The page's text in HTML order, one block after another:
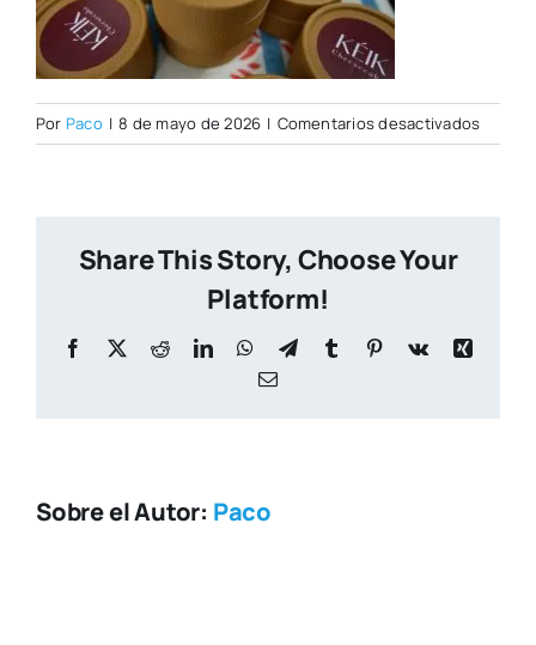
Por Paco | 8 de mayo de 2026 | Comentarios desactivadosen
Open
Share This Story, Choose Your
Platform!
Facebook
X RedditLinkedInWhatsApp
TelegramTumblr Pinterest
Vk
Xing
Correo
Sobre el Autor: Paco